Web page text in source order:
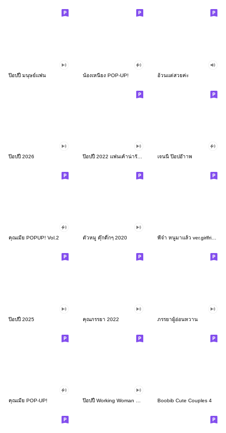
ป๊อปปี้ มนุษย์แฟน น้องเหนียง POP-UP! อ้วนแต่สวยค่ะ
ป๊อปปี้ 2026 เจนนี่ ป๊อปอ๊าาพ
คุณเมีย POPUP! Vol.2 ตัวหมู ดุ๊กดิ๊กๆ 2020 พี่จ๋า หนูมาแล้ว ver.girlfriend :-)
ป๊อปปี้ 2025 คุณภรรยา 2022 ภรรยาผู้อ่อนหวาน
คุณเมีย POP-UP! Boobib Cute Couples 4